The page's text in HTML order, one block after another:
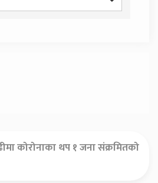
कोरोनाका थप १ जना संक्रमितको